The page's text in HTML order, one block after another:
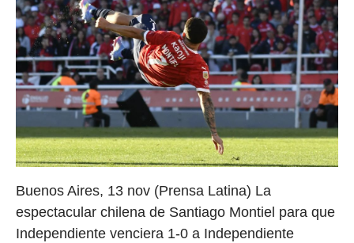
Buenos Aires, 13 nov (Prensa Latina) La
espectacular chilena de Santiago Montiel para que
Independiente venciera 1-0 a Independiente